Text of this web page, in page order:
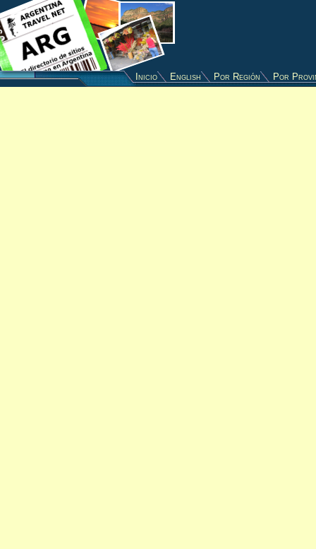
Inicio English Por Región Por